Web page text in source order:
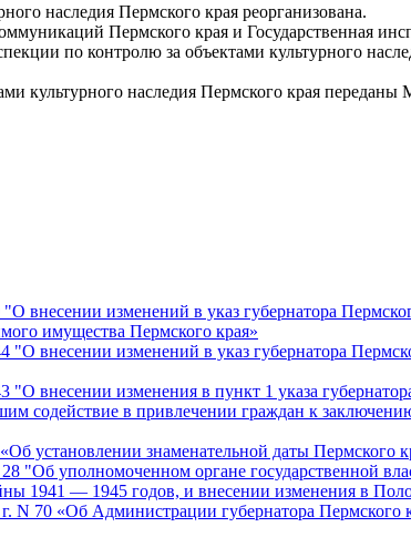
наследия Пермского края реорганизована.
Пермского края и Государственная
по контролю за объектами культурного
культурного наследия Пермского края
внесении изменений в указ губернатора
имущества Пермского края»
"О внесении изменений в указ губернатора
"О внесении изменения в пункт 1 указа
содействие в привлечении граждан к
установлении знаменательной даты Пермского
"Об уполномоченном органе государственной
1941 — 1945 годов, и внесении изменения в
N 70 «Об Администрации губернатора Пермского